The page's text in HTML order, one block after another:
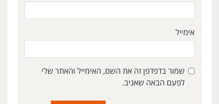
אימייל
שמור בדפדפן זה את השם, האימייל והאתר שלי
לפעם הבאה שאגיב.